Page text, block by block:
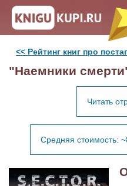
<< Рейтинг книг про
"Наемники
Читать
Средняя стоимость: